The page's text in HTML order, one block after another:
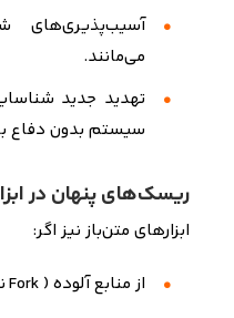
آسیب‌پذیری‌های
می‌مانند.
تهدید جدید
سیستم بدون دفاع
ریسک‌های پنهان در
ابزارهای متن‌باز نیز اگر:
از منابع آلوده (
Fork